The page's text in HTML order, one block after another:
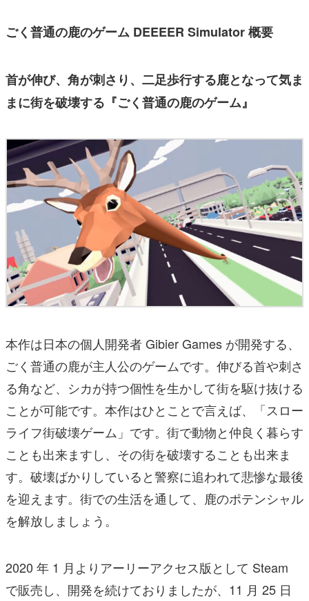
ごく普通の鹿のゲーム DEEEER Simulator 概要
首が伸び、角が刺さり、二足歩行する鹿となって気ま
まに街を破壊する『ごく普通の鹿のゲーム』
本作は日本の個人開発者 Gibier Games が開発する、
ごく普通の鹿が主人公のゲームです。伸びる首や刺さ
る角など、シカが持つ個性を生かして街を駆け抜ける
ことが可能です。本作はひとことで言えば、「スロー
ライフ街破壊ゲーム」です。街で動物と仲良く暮らす
ことも出来ますし、その街を破壊することも出来ま
す。破壊ばかりしていると警察に追われて悲惨な最後
を迎えます。街での生活を通して、鹿のポテンシャル
を解放しましょう。
2020 年 1 月よりアーリーアクセス版として Steam
で販売し、開発を続けておりましたが、11 月 25 日